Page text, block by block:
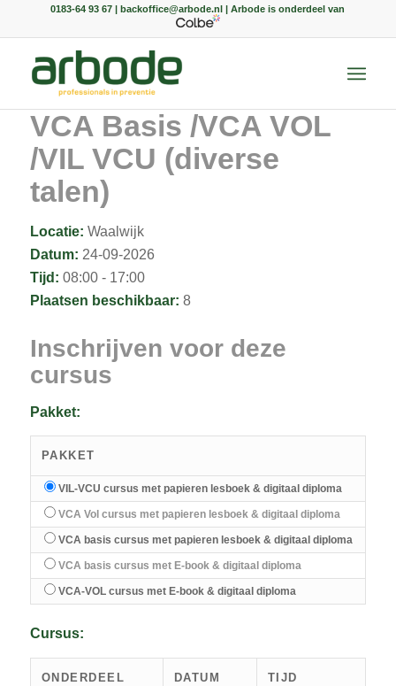
0183-64 93 67 | backoffice@arbode.nl | Arbode is onderdeel van
VCA Basis /VCA VOL
/VIL VCU (diverse
talen)
Locatie: Waalwijk
Datum: 24-09-2026
Tijd: 08:00 - 17:00
Plaatsen beschikbaar: 8
Inschrijven voor deze
cursus
Pakket:
PAKKET
VIL-VCU cursus met papieren lesboek & digitaal diploma
VCA Vol cursus met papieren lesboek & digitaal diploma
VCA basis cursus met papieren lesboek & digitaal diploma
VCA basis cursus met E-book & digitaal diploma
VCA-VOL cursus met E-book & digitaal diploma
Cursus:
ONDERDEEL DATUM TIJD